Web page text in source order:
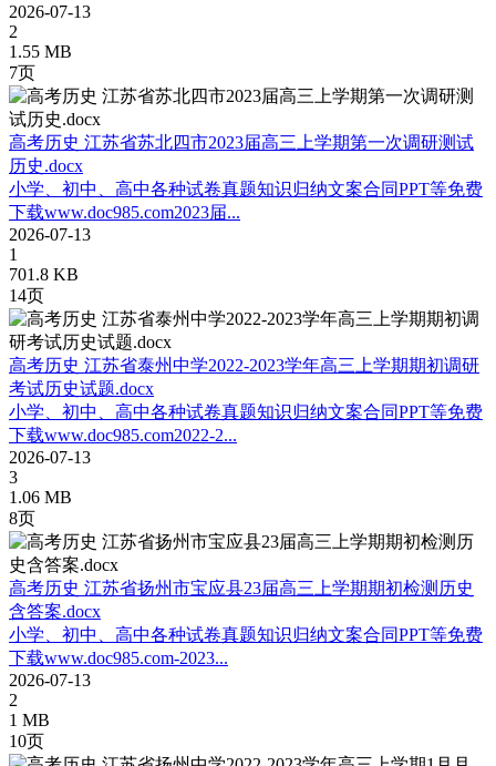
2026-07-13
2
1.55 MB
7页
高考历史 江苏省苏北四市2023届高三上学期第一次调研测试
历史.docx
小学、初中、高中各种试卷真题知识归纳文案合同PPT等免费
下载www.doc985.com2023届...
2026-07-13
1
701.8 KB
14页
高考历史 江苏省泰州中学2022-2023学年高三上学期期初调研
考试历史试题.docx
小学、初中、高中各种试卷真题知识归纳文案合同PPT等免费
下载www.doc985.com2022-2...
2026-07-13
3
1.06 MB
8页
高考历史 江苏省扬州市宝应县23届高三上学期期初检测历史
含答案.docx
小学、初中、高中各种试卷真题知识归纳文案合同PPT等免费
下载www.doc985.com-2023...
2026-07-13
2
1 MB
10页